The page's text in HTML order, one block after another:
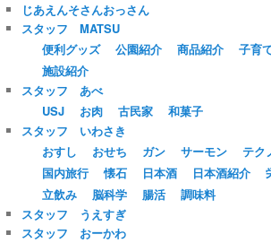
じあえんそさんおっさん
スタッフ MATSU
便利グッズ
公園紹介 商品紹介 子育
施設紹介
スタッフ あべ
USJ
お肉 古民家
和菓子
スタッフ いわさき
おすし
おせち ガン サーモン テク
国内旅行
懐石 日本酒 日本酒紹介
立飲み
脳科学 腸活
調味料
スタッフ うえすぎ
スタッフ おーかわ